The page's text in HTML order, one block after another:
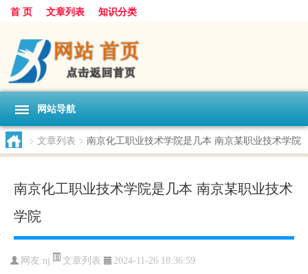
首 页 文章列表 知识分类
网站导航
> 文章列表 > 南京化工职业技术学院是几本 南京某职业技术学院
南京化工职业技术学院是几本 南京某职业技术
学院
网友:nj 文章列表 2024-11-26 18:36:59